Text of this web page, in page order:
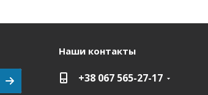
Наши контакты
+38 067 565-27-17